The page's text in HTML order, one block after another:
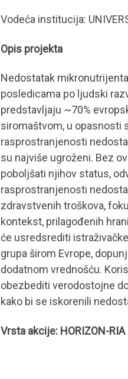
Vodeća institucija:
Opis projekta
Nedostatak
posledicama po ljudski
predstavljaju ~70%
siromaštvom, u opasnosti
rasprostranjenosti
su najviše ugroženi. Bez
poboljšati njihov status,
rasprostranjenosti
zdravstvenih troškova,
kontekst, prilagođenih
će usredsrediti
grupa širom Evrope,
dodatnom vrednošću.
obezbediti verodostojne
kako bi se iskorenili
Vrsta akcije: HORIZON-RIA